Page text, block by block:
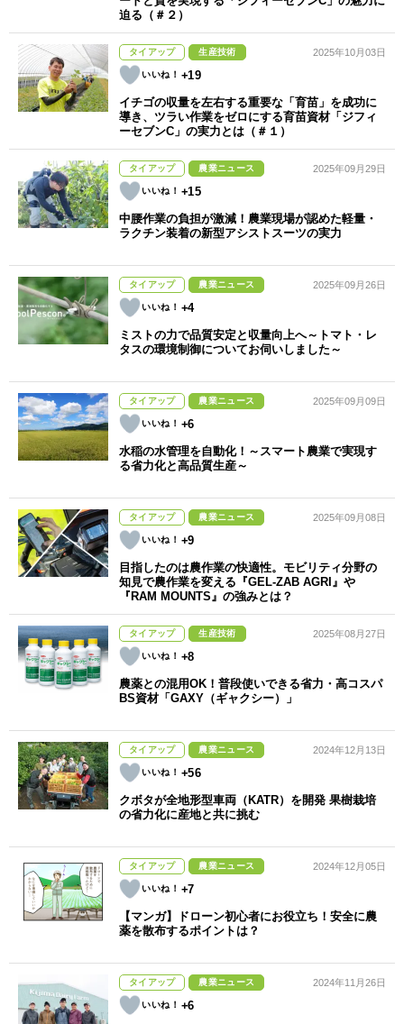
迫る（＃２）
タイアップ 生産技術
+19
2025年10月03日
イチゴの収量を左右する重要な「育苗」を成功に
導き、ツラい作業をゼロにする育苗資材「ジフィ
ーセブンC」の実力とは（＃１）
タイアップ 農業ニュース
+15
2025年09月29日
中腰作業の負担が激減！農業現場が認めた軽量・
ラクチン装着の新型アシストスーツの実力
タイアップ 農業ニュース
+4
2025年09月26日
ミストの力で品質安定と収量向上へ～トマト・レ
タスの環境制御についてお伺いしました～
タイアップ 農業ニュース
+6
2025年09月09日
水稲の水管理を自動化！～スマート農業で実現す
る省力化と高品質生産～
タイアップ 農業ニュース
+9
2025年09月08日
目指したのは農作業の快適性。モビリティ分野の
知見で農作業を変える『GEL-ZAB AGRI』や
『RAM MOUNTS』の強みとは？
タイアップ 生産技術
+8
2025年08月27日
農薬との混用OK！普段使いできる省力・高コスパ
BS資材「GAXY（ギャクシー）」
タイアップ 農業ニュース
+56
2024年12月13日
クボタが全地形型車両（KATR）を開発 果樹栽培
の省力化に産地と共に挑む
タイアップ 農業ニュース
+7
2024年12月05日
【マンガ】ドローン初心者にお役立ち！安全に農
薬を散布するポイントは？
タイアップ 農業ニュース
+6
2024年11月26日